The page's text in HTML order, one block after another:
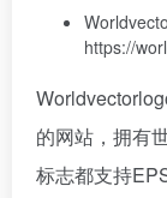
https://
的网站，拥有
标志都支持